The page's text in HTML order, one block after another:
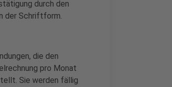
durch den
der Schriftform.
die den
pro Monat
Sie werden fällig